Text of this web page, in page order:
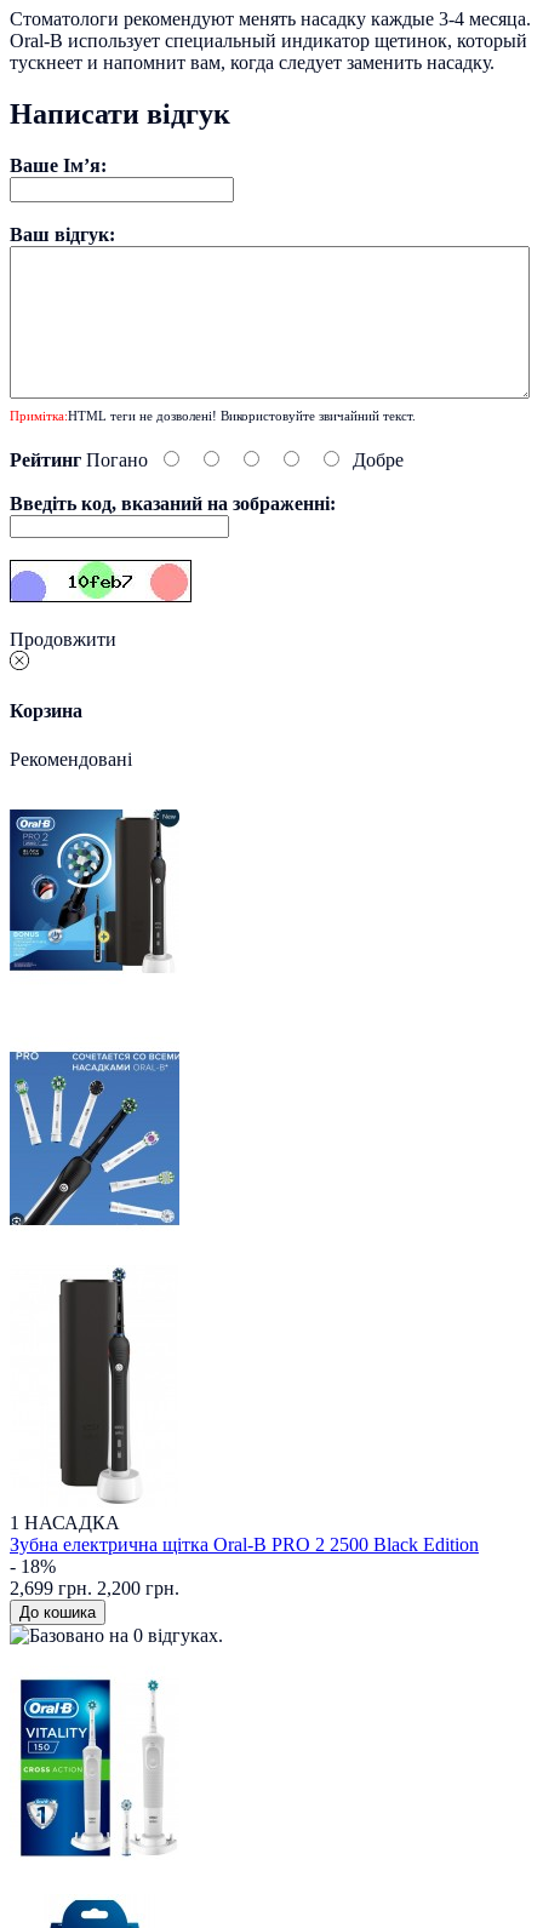
Стоматологи рекомендуют менять насадку каждые 3-4 месяца.
Oral-B использует специальный индикатор щетинок, который
тускнеет и напомнит вам, когда следует заменить насадку.
Написати відгук
Ваше Ім’я:
Ваш відгук:
Примітка:HTML теги не дозволені! Використовуйте звичайний текст.
Рейтинг Погано Добре
Введіть код, вказаний на зображенні:
Продовжити
Корзина
Рекомендовані
1 НАСАДКА
Зубна електрична щітка Oral-B PRO 2 2500 Black Edition
- 18%
2,699 грн. 2,200 грн.